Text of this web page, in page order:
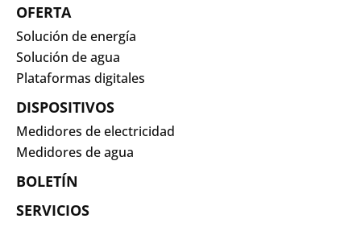
OFERTA
Solución de energía
Solución de agua
Plataformas digitales
DISPOSITIVOS
Medidores de electricidad
Medidores de agua
BOLETÍN
SERVICIOS